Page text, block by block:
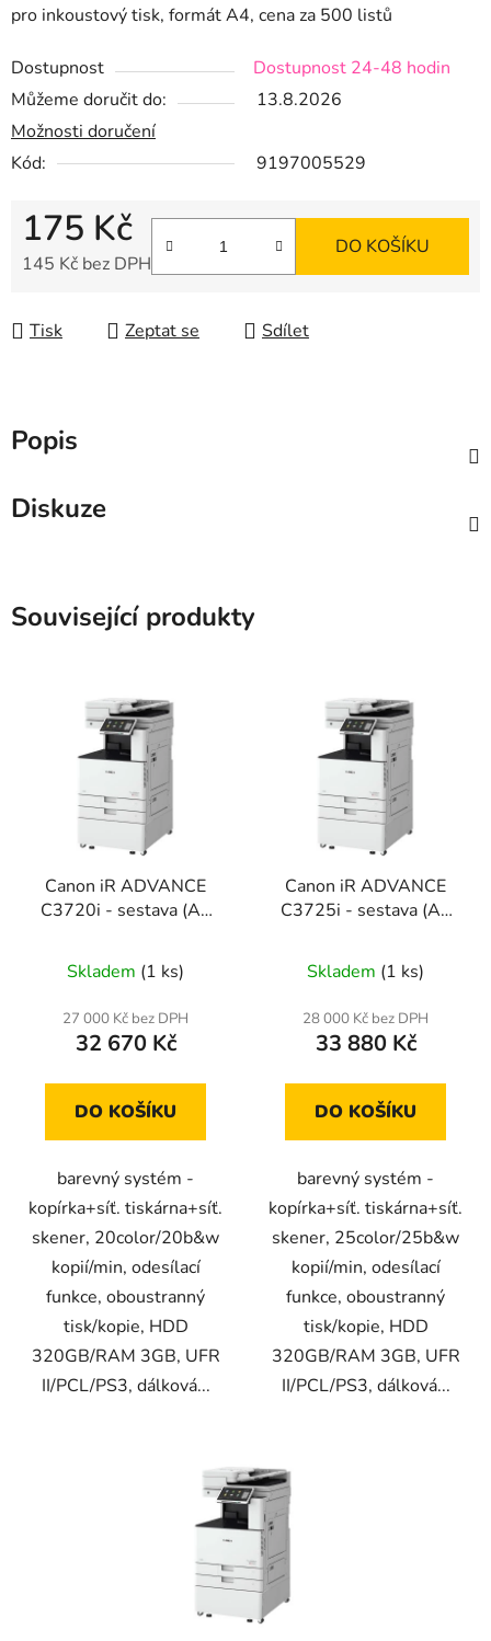
pro inkoustový tisk, formát A4, cena za 500 listů
Dostupnost
Dostupnost 24-48 hodin
Můžeme doručit do:
13.8.2026
Možnosti doručení
Kód:
9197005529
175 Kč
145 Kč bez DPH
DO KOŠÍKU
Tisk Zeptat se Sdílet
Popis
Diskuze
Související produkty
Canon iR ADVANCE
C3720i - sestava (A3
Skladem (1 ks)
27 000 Kč bez DPH
32 670 Kč
DO KOŠÍKU
barevný systém -
kopírka+síť. tiskárna+síť.
skener, 20color/20b&w
kopií/min, odesílací
funkce, oboustranný
tisk/kopie, HDD
320GB/RAM 3GB, UFR
II/PCL/PS3, dálková...
Canon iR ADVANCE
C3725i - sestava (A3
Skladem (1 ks)
28 000 Kč bez DPH
33 880 Kč
DO KOŠÍKU
barevný systém -
kopírka+síť. tiskárna+síť.
skener, 25color/25b&w
kopií/min, odesílací
funkce, oboustranný
tisk/kopie, HDD
320GB/RAM 3GB, UFR
II/PCL/PS3, dálková...